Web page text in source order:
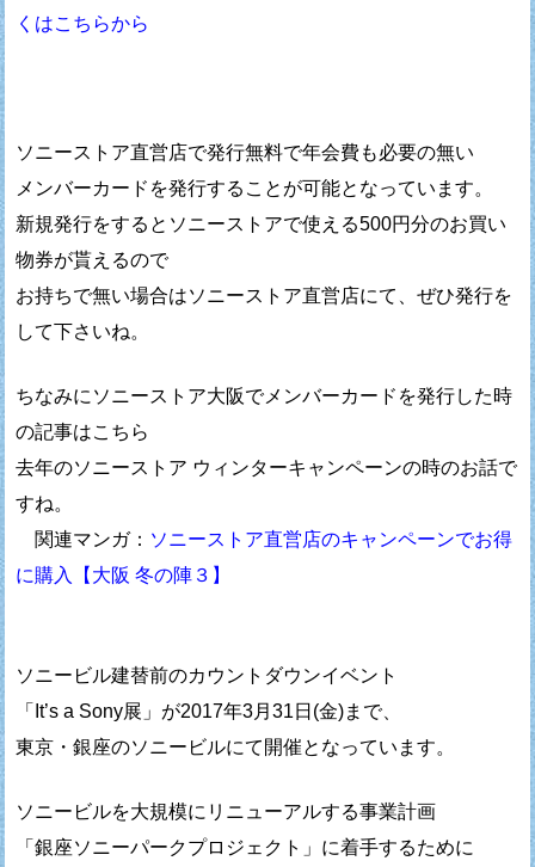
くはこちらから
ソニーストア直営店で発行無料で年会費も必要の無い
メンバーカードを発行することが可能となっています。
新規発行をするとソニーストアで使える500円分のお買い
物券が貰えるので
お持ちで無い場合はソニーストア直営店にて、ぜひ発行を
して下さいね。
ちなみにソニーストア大阪でメンバーカードを発行した時
の記事はこちら
去年のソニーストア ウィンターキャンペーンの時のお話で
すね。
関連マンガ： ソニーストア直営店のキャンペーンでお得
に購入【大阪 冬の陣３】
ソニービル建替前のカウントダウンイベント
「It’s a Sony展」が2017年3月31日(金)まで、
東京・銀座のソニービルにて開催となっています。
ソニービルを大規模にリニューアルする事業計画
「銀座ソニーパークプロジェクト」に着手するために